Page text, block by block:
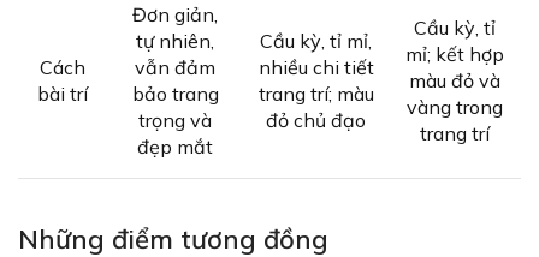
Cách
bài trí
Đơn giản,
tự nhiên,
vẫn đảm
bảo trang
trọng và
đẹp mắt
Cầu kỳ, tỉ mỉ,
nhiều chi tiết
trang trí; màu
đỏ chủ đạo
Cầu kỳ, tỉ
mỉ; kết hợp
màu đỏ và
vàng trong
trang trí
Những điểm tương đồng